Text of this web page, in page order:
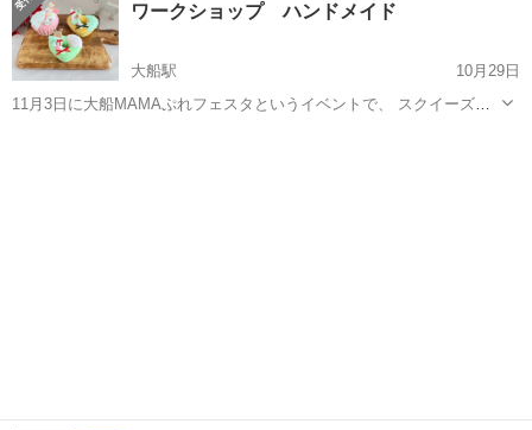
プ♫ 皆さんが良くご存じのクリス...
ワークショップ ハンドメイド
大船駅
10月29日
11月3日に大船MAMAぷれフェスタというイベントで、 スクイーズデ